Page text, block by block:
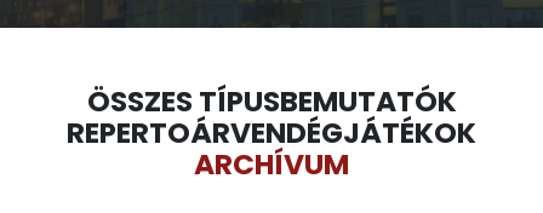
ÖSSZES TÍPUSBEMUTATÓK
REPERTOÁRVENDÉGJÁTÉKOK
ARCHÍVUM